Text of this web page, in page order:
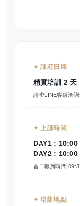
✦ 課程日期
精實培訓 2 天
請密LINE客服洽
✦ 上課時間
DAY1 :
DAY2 :
首日報到時間
✦ 培訓地點